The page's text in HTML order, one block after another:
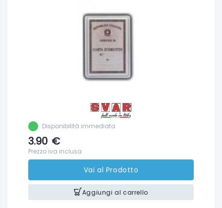
Disponibilità immediata
3.90 €
Prezzo iva inclusa
Vai al Prodotto
Aggiungi al carrello